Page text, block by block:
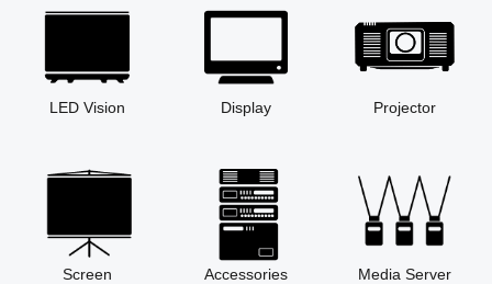
LED Vision Display Projector
Screen Accessories Media Server